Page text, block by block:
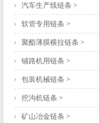
汽车生产线链条 >
软管专用链条 >
聚酯薄膜横拉链条 >
铺路机用链条 >
包装机械链条 >
挖沟机链条 >
矿山冶金链条 >